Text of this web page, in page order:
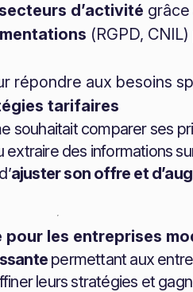
d’activité
(RGPD,
répondre aux besoins
tarifaires
souhaitait comparer ses
extraire des informations
ajuster son offre et
pour les entreprises
permettant aux
leurs stratégies et